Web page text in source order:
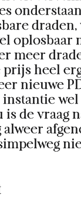
draden,
oplosbaar
meer
prijs heel
nieuwe
is de vraag